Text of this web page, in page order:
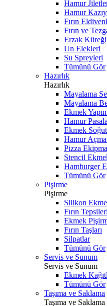
Hamur
Hamur
Fırın
Fırın ve
Erzak
Un Elekleri
Su Spreyleri
Tümünü Gör
Hazırlık
Hazırlık
Mayalama
Mayalama
Ekmek
Hamur
Ekmek
Hamur
Pizza
Stencil
Hamburger
Tümünü Gör
Pişirme
Pişirme
Silikon
Fırın Tepsileri
Ekmek
Fırın Taşları
Silpatlar
Tümünü Gör
Servis ve Sunum
Servis ve Sunum
Ekmek
Tümünü Gör
Taşıma ve Saklama
Taşıma ve Saklama